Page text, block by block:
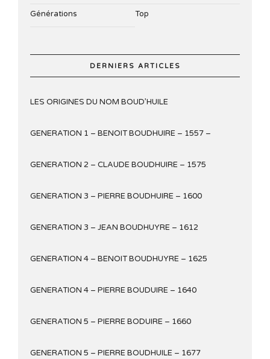
Générations Top
DERNIERS ARTICLES
LES ORIGINES DU NOM BOUD’HUILE
GENERATION 1 – BENOIT BOUDHUIRE – 1557 –
GENERATION 2 – CLAUDE BOUDHUIRE – 1575
GENERATION 3 – PIERRE BOUDHUIRE – 1600
GENERATION 3 – JEAN BOUDHUYRE – 1612
GENERATION 4 – BENOIT BOUDHUYRE – 1625
GENERATION 4 – PIERRE BOUDUIRE – 1640
GENERATION 5 – PIERRE BODUIRE – 1660
GENERATION 5 – PIERRE BOUDHUILE – 1677